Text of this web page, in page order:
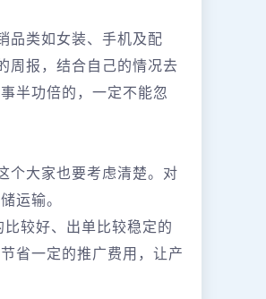
品类如女装、手机及配
周报，结合自己的情况去
半功倍的，一定不能忽
个大家也要考虑清楚。对
运输。
较好、出单比较稳定的
省一定的推广费用，让产